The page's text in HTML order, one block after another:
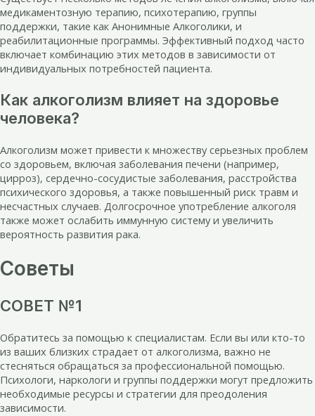
медикаментозную терапию, психотерапию, группы
поддержки, такие как Анонимные Алкоголики, и
реабилитационные программы. Эффективный подход часто
включает комбинацию этих методов в зависимости от
индивидуальных потребностей пациента.
Как алкоголизм влияет на здоровье
человека?
Алкоголизм может привести к множеству серьезных проблем
со здоровьем, включая заболевания печени (например,
цирроз), сердечно-сосудистые заболевания, расстройства
психического здоровья, а также повышенный риск травм и
несчастных случаев. Долгосрочное употребление алкоголя
также может ослабить иммунную систему и увеличить
вероятность развития рака.
Советы
СОВЕТ №1
Обратитесь за помощью к специалистам. Если вы или кто-то
из ваших близких страдает от алкоголизма, важно не
стесняться обращаться за профессиональной помощью.
Психологи, наркологи и группы поддержки могут предложить
необходимые ресурсы и стратегии для преодоления
зависимости.